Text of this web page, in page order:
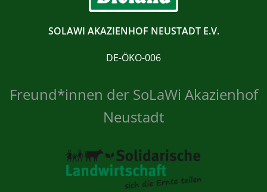
SOLAWI AKAZIENHOF NEUSTADT E.V.
DE-ÖKO-006
Freund*innen der SoLaWi Akazienhof
Neustadt